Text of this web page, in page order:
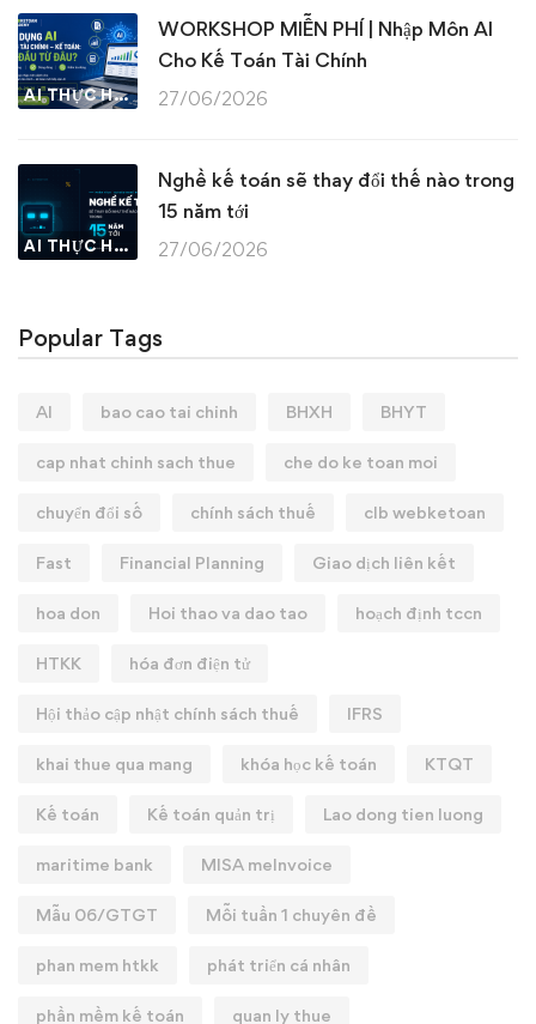
AI THỰC HÀNH
WORKSHOP MIỄN PHÍ | Nhập Môn AI
Cho Kế Toán Tài Chính
27/06/2026
AI THỰC HÀNH
Nghề kế toán sẽ thay đổi thế nào trong
15 năm tới
27/06/2026
Popular Tags
AI bao cao tai chinh BHXH BHYT
cap nhat chinh sach thue che do ke toan moi
chuyển đổi số chính sách thuế clb webketoan
Fast Financial Planning Giao dịch liên kết
hoa don Hoi thao va dao tao hoạch định tccn
HTKK hóa đơn điện tử
Hội thảo cập nhật chính sách thuế IFRS
khai thue qua mang khóa học kế toán KTQT
Kế toán Kế toán quản trị Lao dong tien luong
maritime bank MISA meInvoice
Mẫu 06/GTGT Mỗi tuần 1 chuyên đề
phan mem htkk phát triển cá nhân
phần mềm kế toán quan ly thue